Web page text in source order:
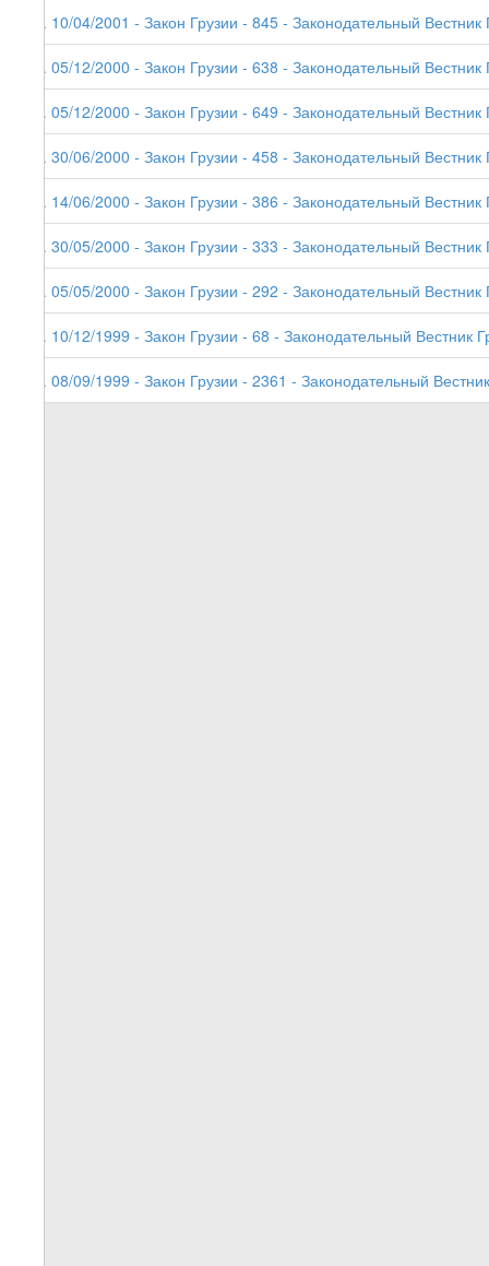
9. 10/04/2001 - Закон Грузии - 845 - Законодательный
8. 05/12/2000 - Закон Грузии - 638 - Законодательный
7. 05/12/2000 - Закон Грузии - 649 - Законодательный
6. 30/06/2000 - Закон Грузии - 458 - Законодательный
5. 14/06/2000 - Закон Грузии - 386 - Законодательный
4. 30/05/2000 - Закон Грузии - 333 - Законодательный
3. 05/05/2000 - Закон Грузии - 292 - Законодательный
2. 10/12/1999 - Закон Грузии - 68 - Законодательный Вестник
1. 08/09/1999 - Закон Грузии - 2361 - Законодательный